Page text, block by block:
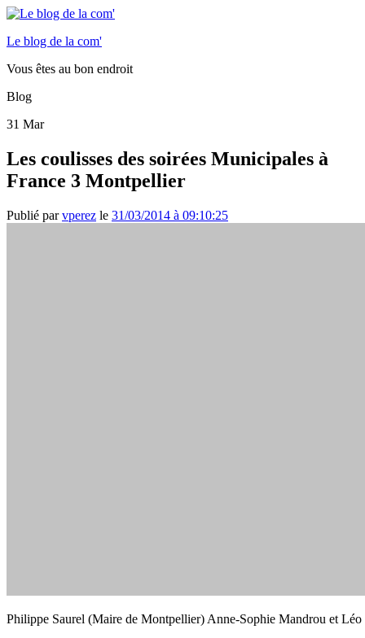
Le blog de la com'
Vous êtes au bon endroit
Blog
31 Mar
Les coulisses des soirées Municipales à
France 3 Montpellier
Publié parvperez le 31/03/2014 à 09:10:25
Philippe Saurel (Maire de Montpellier) Anne-Sophie Mandrou et Léo